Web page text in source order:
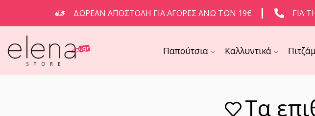
ΔΩΡΕΆΝ ΑΠΟΣΤΟΛΉ ΓΙΑ ΑΓΟΡΈΣ ΆΝΩ ΤΩΝ 19€ ΓΙΑ
Παπούτσια Καλλυντικά
Τα